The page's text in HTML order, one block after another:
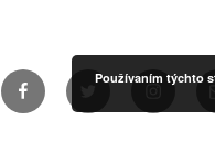
FacebookTwitter
Používaním týchto